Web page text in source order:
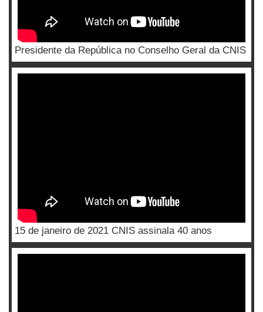
Presidente da República no Conselho Geral da CNIS
15 de janeiro de 2021 CNIS assinala 40 anos